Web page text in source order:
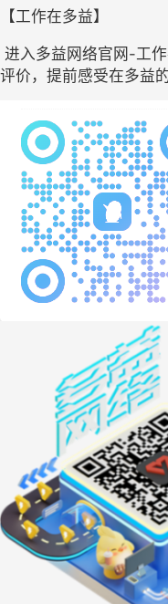
【工作在多益】
进入多益网络官网-工
评价，提前感受在多益